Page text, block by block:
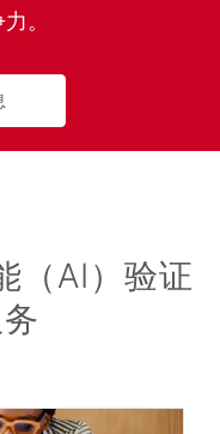
。
（AI）验证